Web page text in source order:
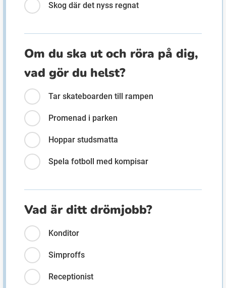
Skog där det nyss regnat
Om du ska ut och röra på dig,
vad gör du helst?
Tar skateboarden till rampen
Promenad i parken
Hoppar studsmatta
Spela fotboll med kompisar
Vad är ditt drömjobb?
Konditor
Simproffs
Receptionist